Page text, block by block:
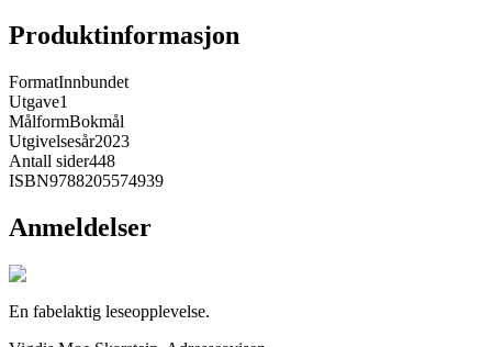
Produktinformasjon
FormatInnbundet
Utgave1
MålformBokmål
Utgivelsesår2023
Antall sider448
ISBN9788205574939
Anmeldelser
En fabelaktig leseopplevelse.